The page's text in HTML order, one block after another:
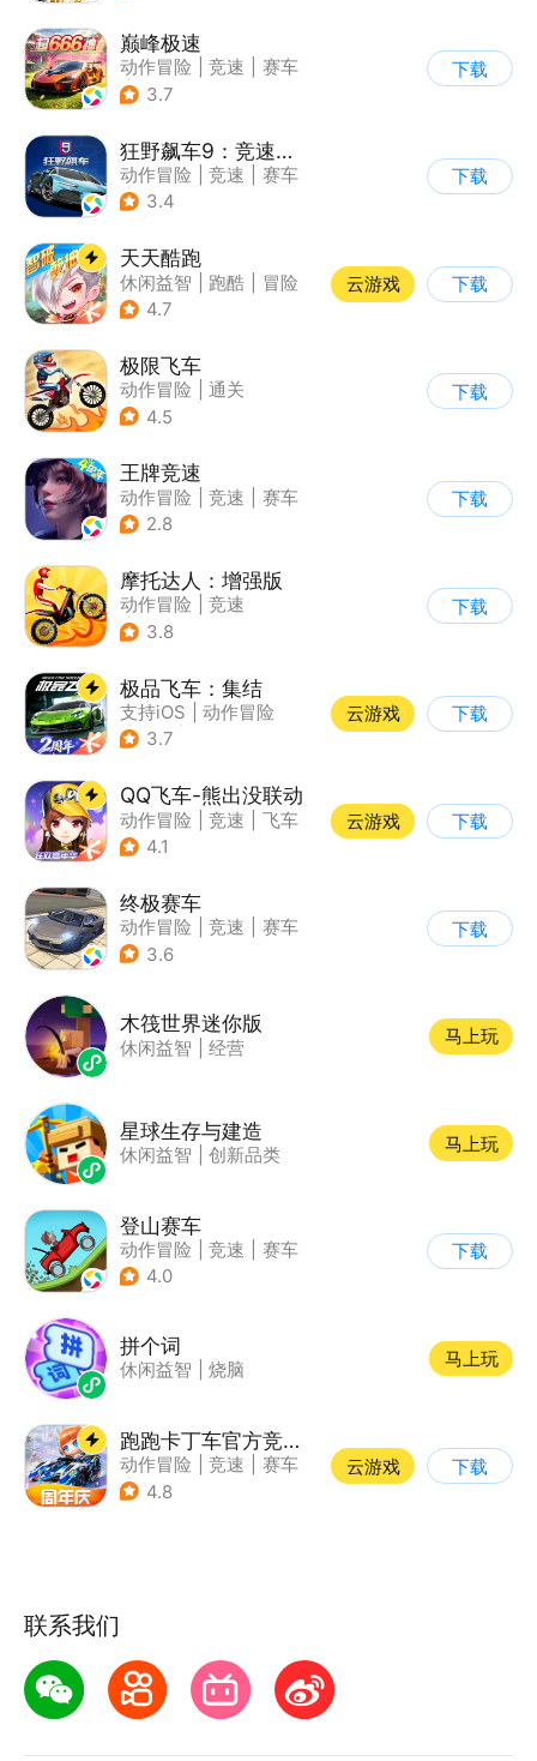
巅峰极速
动作冒险 竞速
赛车
| 漂移
3.7
下载
狂野飙车9：竞速传奇
动作冒险 竞速
赛车
| 狂野飙车
3.4
下载
天天酷跑
休闲益智 跑酷
冒险
| 萌系
4.7
云游戏 下载
极限飞车
动作冒险
通关
| 摩托车
4.5
下载
王牌竞速
动作冒险 竞速
赛车
| 漂移
2.8
下载
摩托达人：增强版
动作冒险
竞速
| 摩托车
3.8
下载
极品飞车：集结
支持iOS
动作冒险
| 竞速
3.7
云游戏 下载
QQ飞车-熊出没联动
动作冒险 竞速
飞车
| 漂移
4.1
云游戏 下载
终极赛车
动作冒险 竞速
赛车
3.6
下载
木筏世界迷你版
休闲益智 经营
马上玩
星球生存与建造
休闲益智 创新品类
马上玩
登山赛车
动作冒险 竞速
赛车
| 卡通
4.0
下载
拼个词
休闲益智 烧脑
马上玩
跑跑卡丁车官方竞速版
动作冒险 竞速
赛车
| 跑跑卡丁车
4.8
云游戏 下载
联系我们